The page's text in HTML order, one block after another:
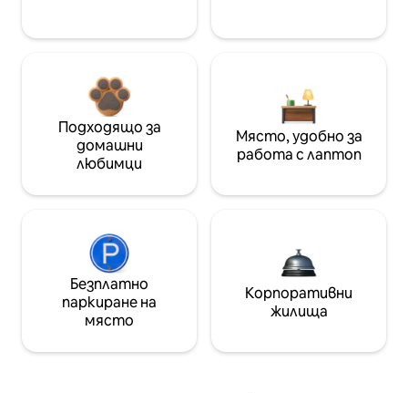
Подходящо за
домашни
любимци
Място, удобно за
работа с лаптоп
Безплатно
паркиране на
място
Корпоративни
жилища